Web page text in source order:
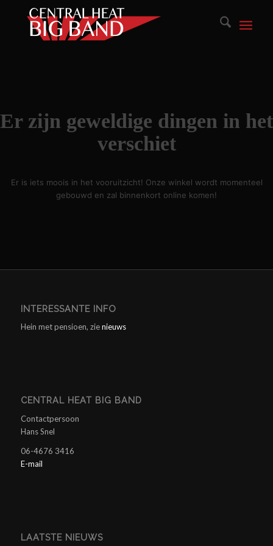
Er zijn geweldige dingen in het
verschiet
Er is iets moois in het vooruitzicht! Onze winkel wordt momenteel
gebouwd en zal binnenkort online komen!
INTERESSANTE INFO
Hein met pensioen, zienieuws
CENTRAL HEAT BIG BAND
Contactpersoon
Hans Snel
06-4676 3416
E-mail
LAATSTE NIEUWS